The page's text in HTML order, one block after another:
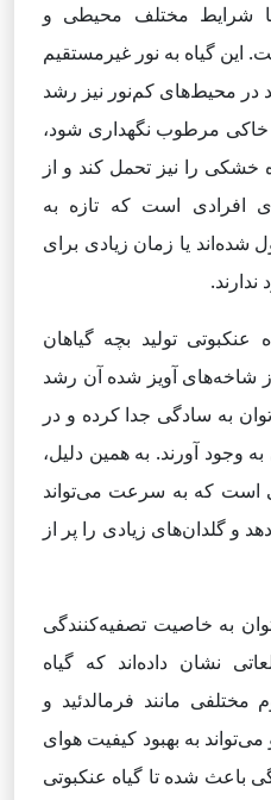
با شرایط مختلف محیطی و
این گیاه به نور غیرمستقیم
در محیط‌های کم‌نور نیز رشد
خاکی مرطوب نگهداری شود،
خشکی را نیز تحمل کند و از
افرادی است که تازه به
یا زمان زیادی برای
تولید بچه گیاهان
شاخه‌های آویز شده آن رشد
به سادگی جدا کرده و در
وجود آورند. به همین دلیل،
است که به سرعت می‌تواند
و گلدان‌های زیادی را پر از
به خاصیت تصفیه‌کنندگی
نشان داده‌اند که گیاه
مانند فرمالدئید و
به بهبود کیفیت هوای
باعث شده تا گیاه عنکبوتی